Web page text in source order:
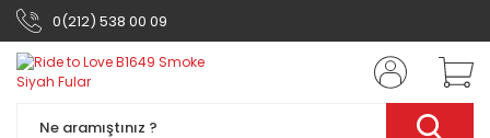
0(212) 538 00 09